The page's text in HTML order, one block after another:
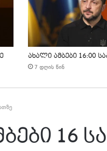
ახალი ამბები 16:00
7 დღის წინ
16